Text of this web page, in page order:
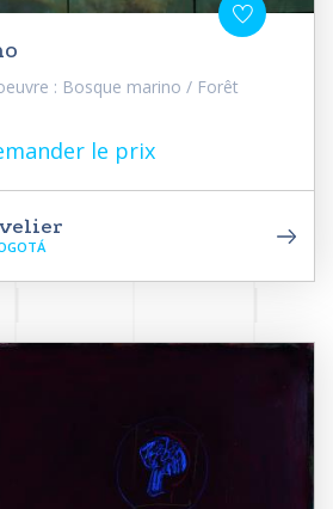
: Bosque marino / Forêt
le prix